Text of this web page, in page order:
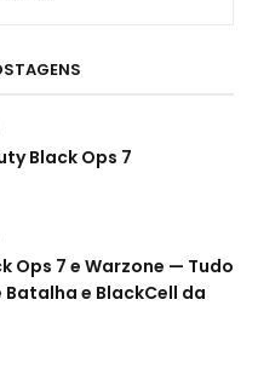
Black Ops 7
Ops 7 e Warzone — Tudo
Batalha e BlackCell da